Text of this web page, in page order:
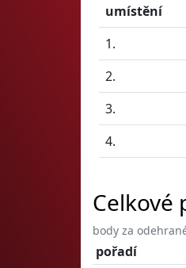
umístění
1.
2.
3.
4.
Celkové
body za
pořadí